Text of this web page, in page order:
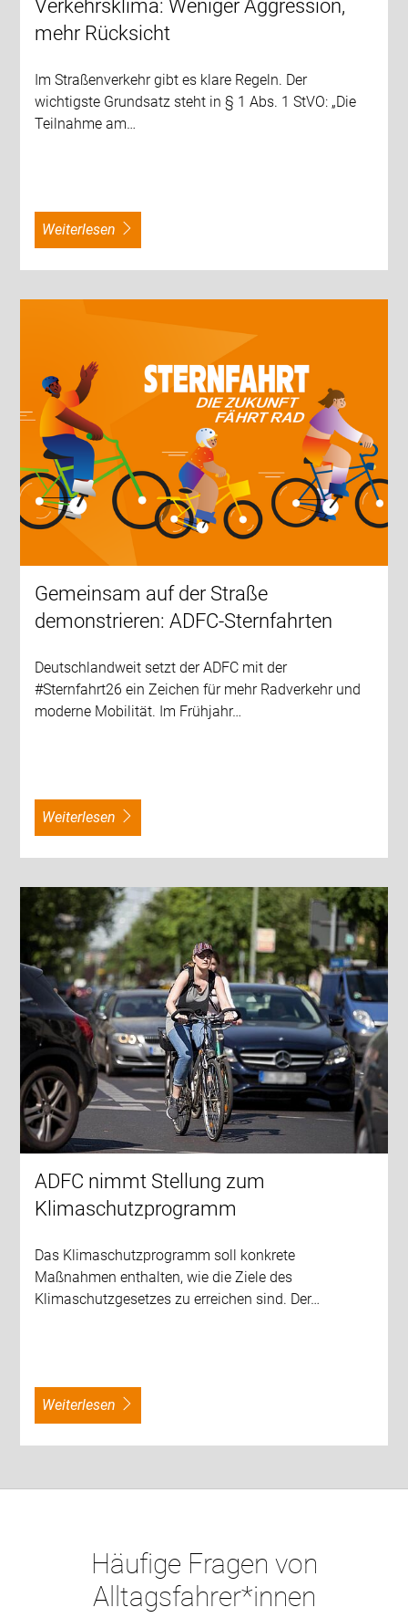
Verkehrsklima: Weniger Aggression,
mehr Rücksicht
Im Straßenverkehr gibt es klare Regeln. Der
wichtigste Grundsatz steht in § 1 Abs. 1 StVO: „Die
Teilnahme am…
weiterlesen
Gemeinsam auf der Straße
demonstrieren: ADFC-Sternfahrten
Deutschlandweit setzt der ADFC mit der
#Sternfahrt26 ein Zeichen für mehr Radverkehr und
moderne Mobilität. Im Frühjahr…
weiterlesen
ADFC nimmt Stellung zum
Klimaschutzprogramm
Das Klimaschutzprogramm soll konkrete
Maßnahmen enthalten, wie die Ziele des
Klimaschutzgesetzes zu erreichen sind. Der…
weiterlesen
Häufige Fragen von
Alltagsfahrer*innen